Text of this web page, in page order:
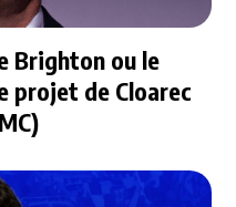
Brighton ou le
projet de Cloarec